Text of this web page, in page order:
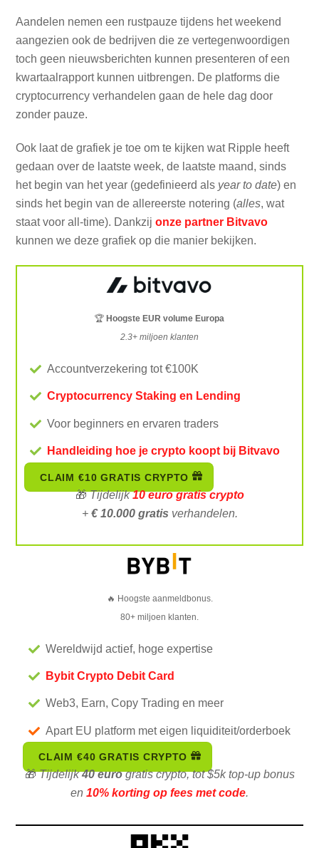
Aandelen nemen een rustpauze tijdens het weekend
aangezien ook de bedrijven die ze vertegenwoordigen
toch geen nieuwsberichten kunnen presenteren of een
kwartaalrapport kunnen uitbrengen. De platforms die
cryptocurrency verhandelen gaan de hele dag door
zonder pauze.
Ook laat de grafiek je toe om te kijken wat Ripple heeft
gedaan over de laatste week, de laatste maand, sinds
het begin van het year (gedefinieerd als year to date) en
sinds het begin van de allereerste notering (alles, wat
staat voor all-time). Dankzijonze partner Bitvavo
kunnen we deze grafiek op die manier bekijken.
🏆 Hoogste EUR volume Europa
2.3+ miljoen klanten
Accountverzekering tot €100K
Cryptocurrency Staking en Lending
Voor beginners en ervaren traders
Handleiding hoe je crypto koopt bij Bitvavo
CLAIM €10 GRATIS CRYPTO
🎁Tijdelijk10 eurogratis crypto
+ € 10.000 gratis verhandelen.
🔥 Hoogste aanmeldbonus.
80+ miljoen klanten.
Wereldwijd actief, hoge expertise
Bybit Crypto Debit Card
Web3, Earn, Copy Trading en meer
Apart EU platform met eigen liquiditeit/orderboek
CLAIM €40 GRATIS CRYPTO
🎁Tijdelijk40 eurogratis crypto, tot $5k top-up bonus
en 10% korting op fees met code.